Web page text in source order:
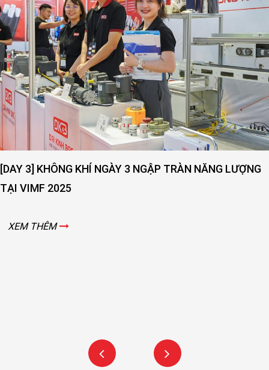
[DAY 3] KHÔNG KHÍ NGÀY 3 NGẬP TRÀN NĂNG LƯỢNG
TẠI VIMF 2025
XEM THÊM